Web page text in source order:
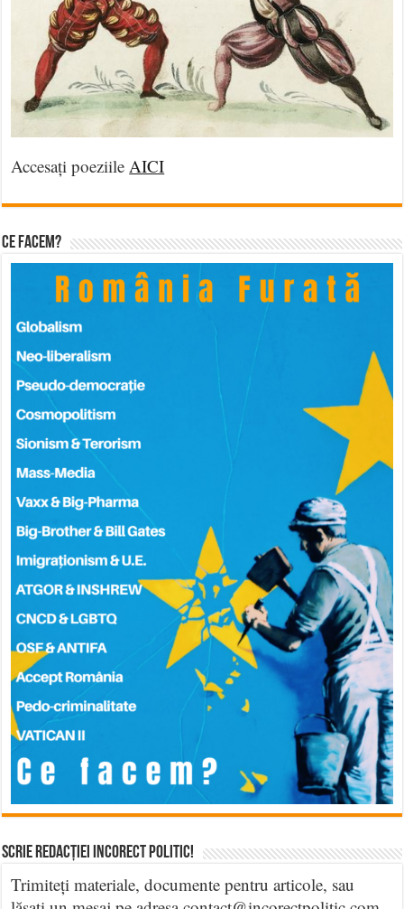
Accesați poeziileAICI
Ce facem?
Scrie Redacției Incorect Politic!
Trimiteți materiale, documente pentru articole, sau